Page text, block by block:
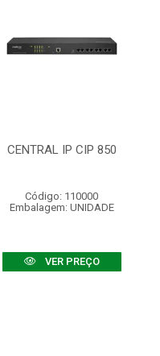
CENTRAL IP CIP 850
Código: 110000
Embalagem: UNIDADE
VER PREÇO